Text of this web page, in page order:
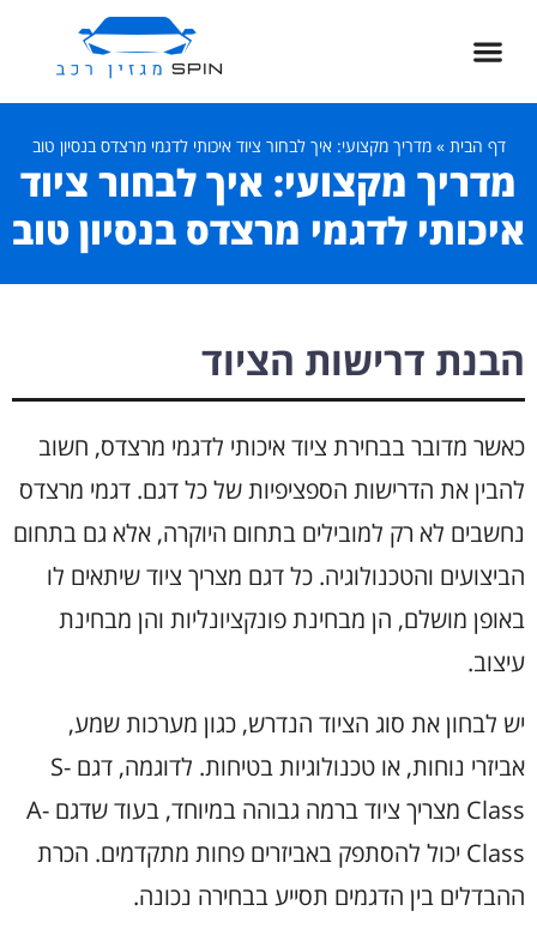
דף הבית »מדריך מקצועי: איך לבחור ציוד איכותי לדגמי מרצדס בנסיון טוב
מדריך מקצועי: איך לבחור ציוד
איכותי לדגמי מרצדס בנסיון טוב
הבנת דרישות הציוד
כאשר מדובר בבחירת ציוד איכותי לדגמי מרצדס, חשוב
להבין את הדרישות הספציפיות של כל דגם. דגמי מרצדס
נחשבים לא רק למובילים בתחום היוקרה, אלא גם בתחום
הביצועים והטכנולוגיה. כל דגם מצריך ציוד שיתאים לו
באופן מושלם, הן מבחינת פונקציונליות והן מבחינת
עיצוב.
יש לבחון את סוג הציוד הנדרש, כגון מערכות שמע,
אביזרי נוחות, או טכנולוגיות בטיחות. לדוגמה, דגם S-
Class מצריך ציוד ברמה גבוהה במיוחד, בעוד שדגם A-
Class יכול להסתפק באביזרים פחות מתקדמים. הכרת
ההבדלים בין הדגמים תסייע בבחירה נכונה.